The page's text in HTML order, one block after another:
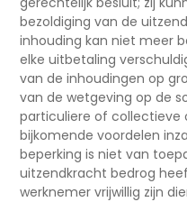
bezoldiging van de
inhouding kan niet meer
elke uitbetaling
van de inhoudingen op
van de wetgeving op de
particuliere of
bijkomende voordelen
beperking is niet van
uitzendkracht bedrog
werknemer vrijwillig zijn